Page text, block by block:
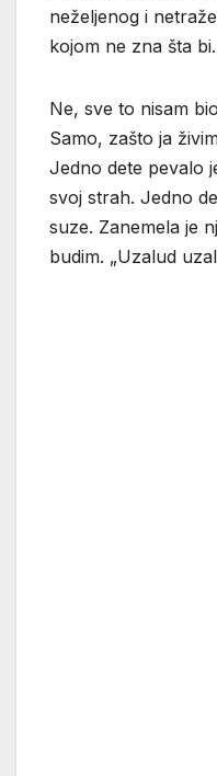
neželjenog i
kojom ne zna šta
Ne, sve to nisam
Samo, zašto ja
Jedno dete pevalo
svoj strah. Jedno
suze. Zanemela je
budim. „Uzalud